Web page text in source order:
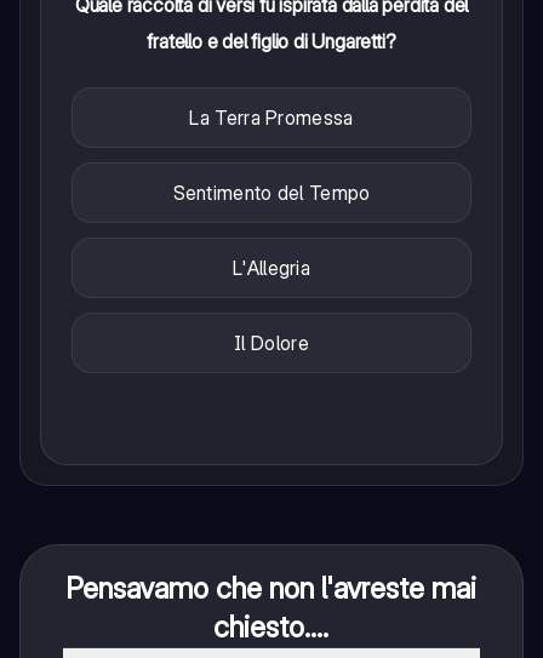
fratello e del figlio di Ungaretti?
La Terra Promessa
Sentimento del Tempo
L'Allegria
Il Dolore
Pensavamo che non l'avreste mai
chiesto....